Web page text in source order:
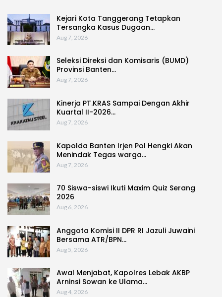
Kejari Kota Tanggerang Tetapkan
Tersangka Kasus Dugaan…
Aug 7, 2026
Seleksi Direksi dan Komisaris (BUMD)
Provinsi Banten…
Aug 7, 2026
Kinerja PT.KRAS Sampai Dengan Akhir
Kuartal II-2026…
Aug 7, 2026
Kapolda Banten Irjen Pol Hengki Akan
Menindak Tegas warga…
Aug 7, 2026
70 Siswa-siswi Ikuti Maxim Quiz Serang
2026
Aug 6, 2026
Anggota Komisi II DPR RI Jazuli Juwaini
Bersama ATR/BPN…
Aug 5, 2026
Awal Menjabat, Kapolres Lebak AKBP
Arninsi Sowan ke Ulama…
Aug 4, 2026